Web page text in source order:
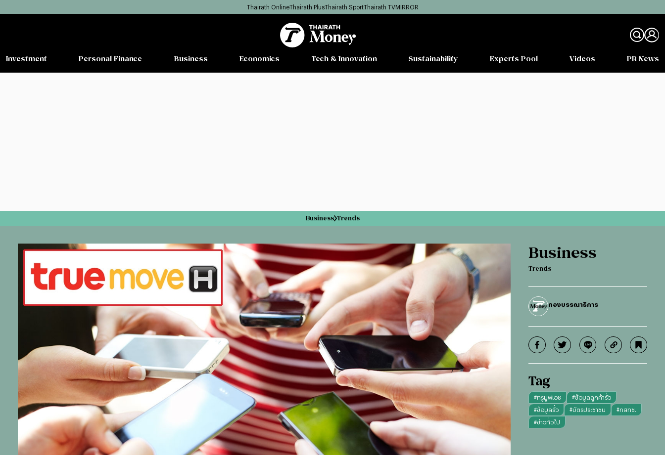
Thairath OnlineThairath PlusThairath SportThairath TVMIRROR
Investment Personal Finance Business Economics Tech & Innovation Sustainability Experts Pool Videos PR News
Business Trends
Business
Trends
กองบรรณาธิการ
Tag
#ทรูมูฟเอช #ข้อมูลลูกค้ารั่ว
#ข้อมูลรั่ว #บัตรประชาชน #กสทช.
#ข่าวทั่วไป